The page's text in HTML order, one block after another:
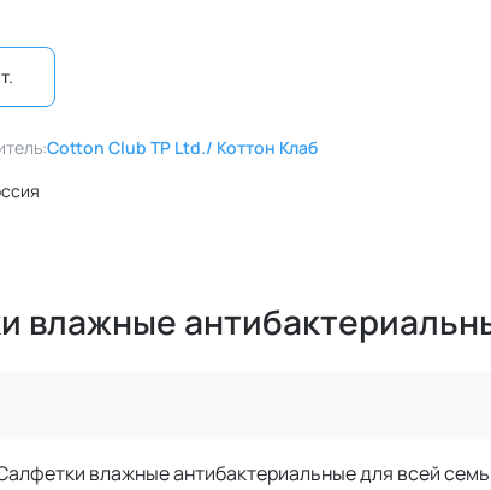
Cotton Club TP Ltd./ Коттон Клаб
влажные
влажные антибактериальные для всей